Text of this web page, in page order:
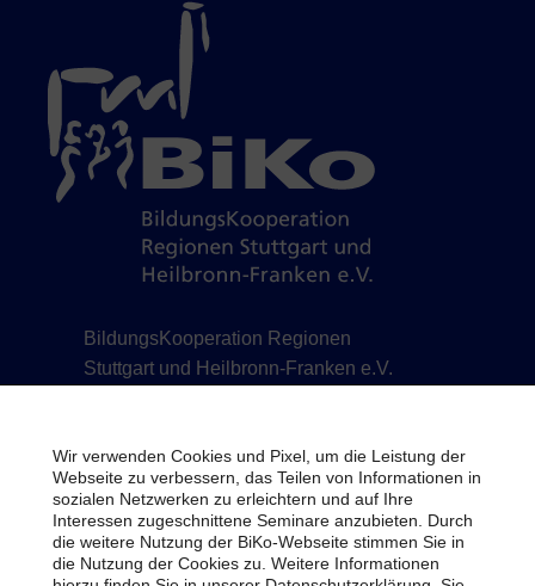
BildungsKooperation Regionen
Stuttgart und Heilbronn-Franken e.V.
info@biko-lb.de
Datenschutz
Wir verwenden Cookies und Pixel, um die Leistung der
Webseite zu verbessern, das Teilen von Informationen in
sozialen Netzwerken zu erleichtern und auf Ihre
Interessen zugeschnittene Seminare anzubieten. Durch
die weitere Nutzung der BiKo-Webseite stimmen Sie in
die Nutzung der Cookies zu. Weitere Informationen